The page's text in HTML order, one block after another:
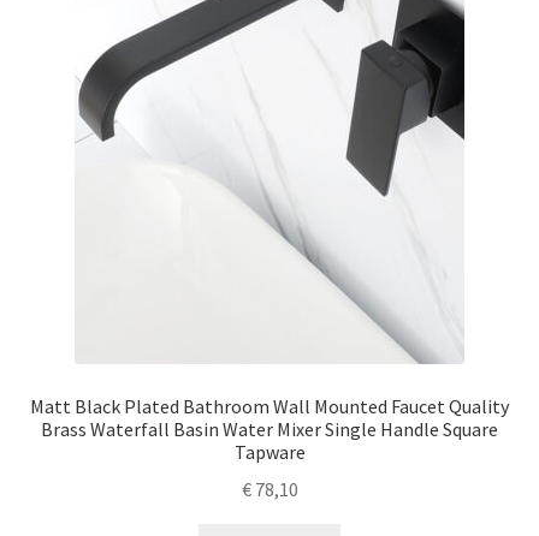
Matt Black Plated Bathroom Wall Mounted Faucet Quality
Brass Waterfall Basin Water Mixer Single Handle Square
Tapware
€78,10